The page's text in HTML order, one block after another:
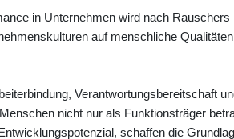
in Unternehmen wird nach Rauschers
auf menschliche
Verantwortungsbereitschaft
nicht nur als Funktionsträger
schaffen die